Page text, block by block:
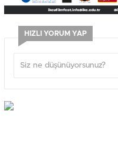
HIZLI YORUM YAP